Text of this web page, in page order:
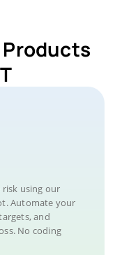
risk using our
Automate your
and
No coding